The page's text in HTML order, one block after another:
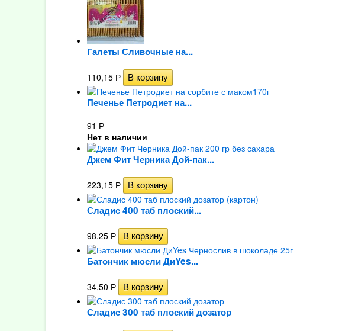
Галеты Сливочные на...
110,15 Р
Печенье Петродиет на...
91 Р
Нет в наличии
Джем Фит Черника Дой-пак...
223,15 Р
Сладис 400 таб плоский...
98,25 Р
Батончик мюсли ДиYes...
34,50 Р
Сладис 300 таб плоский дозатор